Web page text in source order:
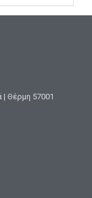
Θέρμη 57001